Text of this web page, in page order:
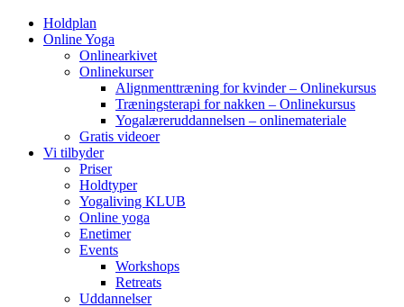
Holdplan
Online Yoga
Onlinearkivet
Onlinekurser
Alignmenttræning for kvinder – Onlinekursus
Træningsterapi for nakken – Onlinekursus
Yogalæreruddannelsen – onlinemateriale
Gratis videoer
Vi tilbyder
Priser
Holdtyper
Yogaliving KLUB
Online yoga
Enetimer
Events
Workshops
Retreats
Uddannelser